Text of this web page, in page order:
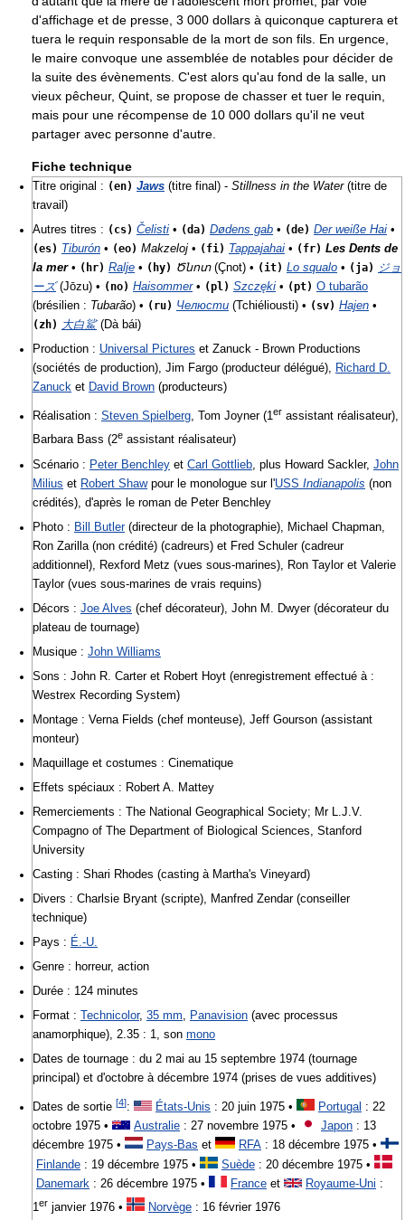
d'affichage et de presse, 3 000 dollars à quiconque capturera et
tuera le requin responsable de la mort de son fils. En urgence,
le maire convoque une assemblée de notables pour décider de
la suite des évènements. C'est alors qu'au fond de la salle, un
vieux pêcheur, Quint, se propose de chasser et tuer le requin,
mais pour une récompense de 10 000 dollars qu'il ne veut
partager avec personne d'autre.
Fiche technique
Titre original : (en) Jaws (titre final) - Stillness in the Water(titre de
travail)
Autres titres : (cs) Čelisti • (da) Dødens gab • (de) Der weiße Hai •
(es) Tiburón • (eo) Makzeloj • (fi) Tappajahai • (fr) Les Dents de
la mer• (hr) Ralje • (hy) Ծնոտ(Çnot) • (it) Lo squalo • (ja)
ジョ
ーズ(Jōzu) • (no) Haisommer• (pl) Szczęki • (pt) O tubarão
(brésilien : Tubarão) • (ru) Челюсти (Tchiéliousti) • (sv) Hajen •
(zh) 大白鯊(Dà bái)
Production : Universal Pictures et Zanuck - Brown Productions
(sociétés de production), Jim Fargo (producteur délégué), Richard D.
Zanuck et David Brown (producteurs)
Réalisation : Steven Spielberg, Tom Joyner (1er assistant réalisateur),
Barbara Bass (2e assistant réalisateur)
Scénario : Peter Benchley et Carl Gottlieb , plus Howard Sackler, John
Milius et Robert Shawpour le monologue sur l'USS Indianapolis (non
crédités), d'après le roman de Peter Benchley
Photo : Bill Butler(directeur de la photographie), Michael Chapman,
Ron Zarilla (non crédité) (cadreurs) et Fred Schuler (cadreur
additionnel), Rexford Metz (vues sous-marines), Ron Taylor et Valerie
Taylor (vues sous-marines de vrais requins)
Décors : Joe Alves (chef décorateur), John M. Dwyer (décorateur du
plateau de tournage)
Musique : John Williams
Sons : John R. Carter et Robert Hoyt (enregistrement effectué à :
Westrex Recording System)
Montage : Verna Fields (chef monteuse), Jeff Gourson (assistant
monteur)
Maquillage et costumes : Cinematique
Effets spéciaux : Robert A. Mattey
Remerciements : The National Geographical Society; Mr L.J.V.
Compagno of The Department of Biological Sciences, Stanford
University
Casting : Shari Rhodes (casting à Martha's Vineyard)
Divers : Charlsie Bryant (scripte), Manfred Zendar (conseiller
technique)
Pays : É.-U.
Genre : horreur, action
Durée : 124 minutes
Format : Technicolor, 35 mm Panavision (avec processus
anamorphique), 2.35 : 1, son mono
Dates de tournage : du 2 mai au 15 septembre 1974 (tournage
principal) et d'octobre à décembre 1974 (prises de vues additives)
Dates de sortie [4]: États-Unis : 20 juin 1975 • Portugal : 22
octobre 1975 •
Australie : 27 novembre 1975 • Japon : 13
décembre 1975 •
Pays-Bas et RFA : 18 décembre 1975 •
Finlande : 19 décembre 1975 • Suède : 20 décembre 1975 •
Danemark : 26 décembre 1975 • France et Royaume-Uni :
1er janvier 1976 • Norvège : 16 février 1976